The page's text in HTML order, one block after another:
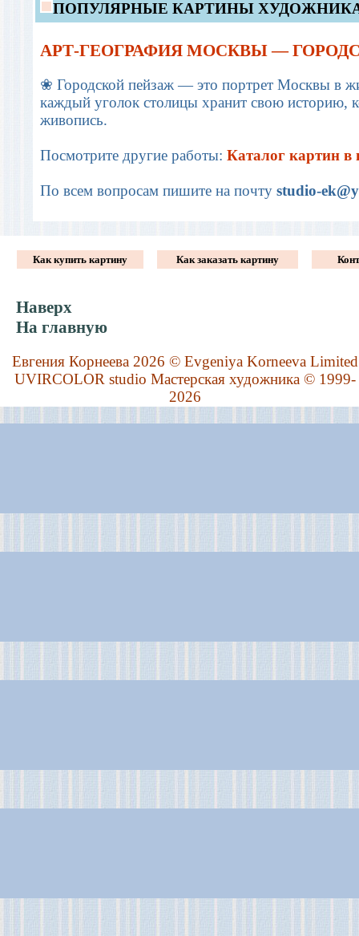
ПОПУЛЯРНЫЕ КАРТИНЫ
АРТ-ГЕОГРАФИЯ МОСКВЫ —
❀ Городской пейзаж — это портрет Москвы в
каждый уголок столицы хранит свою историю,
живопись.
Посмотрите другие работы: Каталог картин в
По всем вопросам пишите на почту studio-
Как купить картину Как заказать картину
Наверх
На главную
Евгения Корнеева 2026 © Evgeniya Korneeva Limited
UVIRCOLOR studio Мастерская художника © 1999-
2026